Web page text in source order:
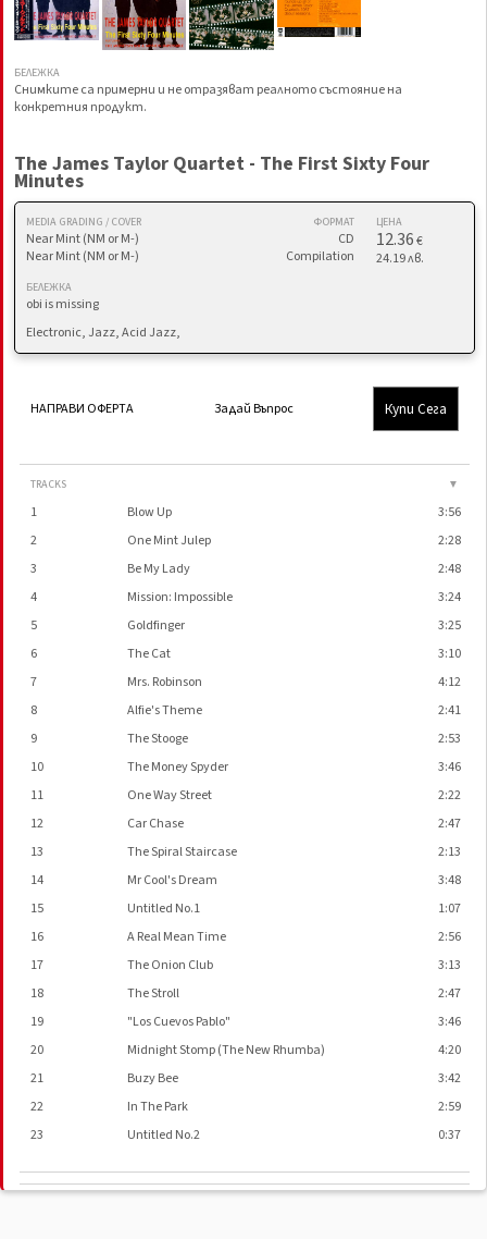
БЕЛЕЖКА
Снимките са примерни и не отразяват реалното състояние на
конкретния продукт.
The James Taylor Quartet - The First Sixty Four
Minutes
MEDIA GRADING / COVER
Near Mint (NM or M-)
Near Mint (NM or M-)
ФОРМАТ
CD
Compilation
ЦЕНА
12.36€
24.19 лв.
БЕЛЕЖКА
obi is missing
Electronic, Jazz, Acid Jazz,
НАПРАВИ ОФЕРТА Задай Въпрос Купи Сега
TRACKS ▼
1 Blow Up
3:56
2
One Mint Julep
2:28
3
Be My Lady
2:48
4
Mission: Impossible
3:24
5
Goldfinger
3:25
6
The Cat
3:10
7
Mrs. Robinson
4:12
8
Alfie's Theme
2:41
9
The Stooge
2:53
10
The Money Spyder
3:46
11
One Way Street
2:22
12
Car Chase
2:47
13
The Spiral Staircase
2:13
14
Mr Cool's Dream
3:48
15
Untitled No.1
1:07
16
A Real Mean Time
2:56
17
The Onion Club
3:13
18
The Stroll
2:47
19
"Los Cuevos Pablo"
3:46
20
Midnight Stomp (The New Rhumba)
4:20
21
Buzy Bee
3:42
22
In The Park
2:59
23
Untitled No.2 0:37